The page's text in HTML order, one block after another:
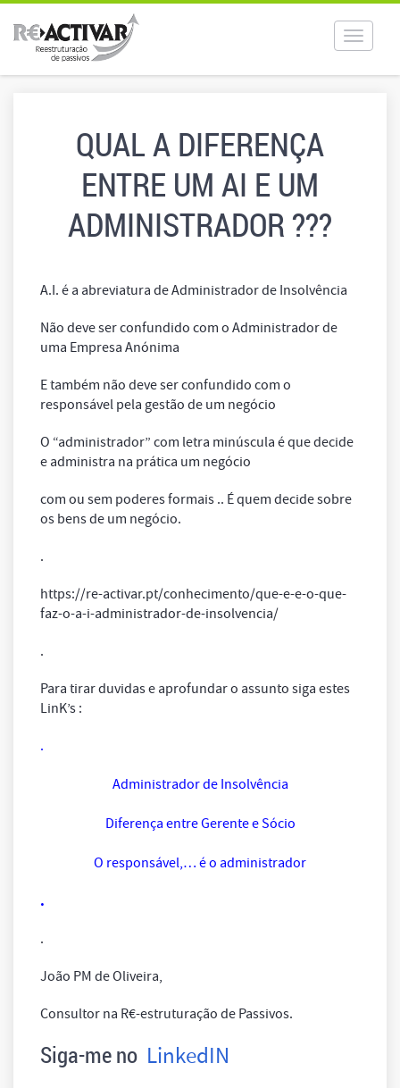
Toggle
QUAL A DIFERENÇA
ENTRE UM AI E UM
ADMINISTRADOR ???
A.I. é a abreviatura de Administrador de Insolvência
Não deve ser confundido com o Administrador de
uma Empresa Anónima
E também não deve ser confundido com o
responsável pela gestão de um negócio
O “administrador” com letra minúscula é que decide
e administra na prática um negócio
com ou sem poderes formais .. É quem decide sobre
os bens de um negócio.
.
https://re-activar.pt/conhecimento/que-e-e-o-que-
faz-o-a-i-administrador-de-insolvencia/
.
Para tirar duvidas e aprofundar o assunto siga estes
LinK’s :
.
Administrador de Insolvência
Diferença entre Gerente e Sócio
O responsável,… é o administrador
.
.
João PM de Oliveira,
Consultor na R€-estruturação de Passivos.
Siga-me no LinkedIN